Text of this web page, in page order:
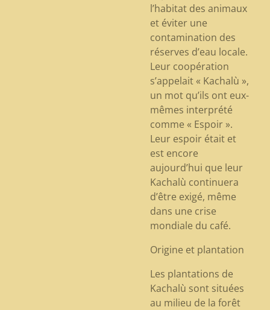
l’habitat des animaux
et éviter une
contamination des
réserves d’eau locale.
Leur coopération
s’appelait « Kachalù »,
un mot qu’ils ont eux-
mêmes interprété
comme « Espoir ».
Leur espoir était et
est encore
aujourd’hui que leur
Kachalù continuera
d’être exigé, même
dans une crise
mondiale du café.
Origine et plantation
Les plantations de
Kachalù sont situées
au milieu de la forêt